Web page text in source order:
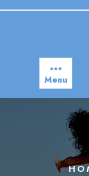
Skip
Menu